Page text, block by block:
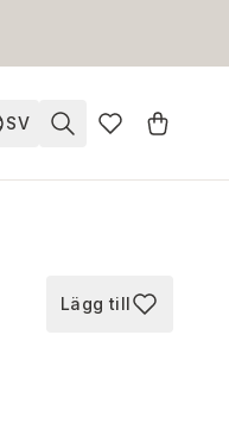
SV
Ändra språk. Nuvarande
Lägg till i
Lägg till